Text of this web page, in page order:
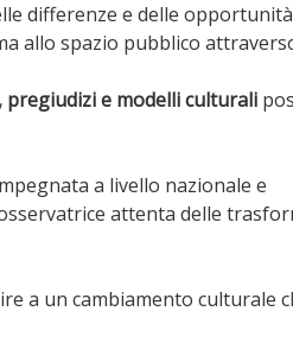
differenze e delle
allo spazio pubblico
e modelli culturali
a livello nazionale e
attenta delle
a un cambiamento culturale